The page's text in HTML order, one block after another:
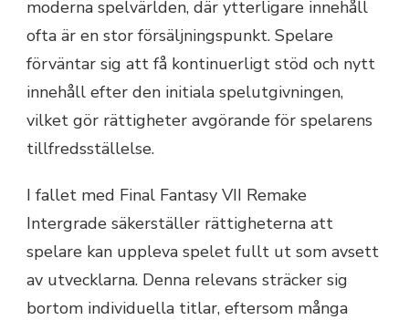
moderna spelvärlden, där ytterligare innehåll
ofta är en stor försäljningspunkt. Spelare
förväntar sig att få kontinuerligt stöd och nytt
innehåll efter den initiala spelutgivningen,
vilket gör rättigheter avgörande för spelarens
tillfredsställelse.
I fallet med Final Fantasy VII Remake
Intergrade säkerställer rättigheterna att
spelare kan uppleva spelet fullt ut som avsett
av utvecklarna. Denna relevans sträcker sig
bortom individuella titlar, eftersom många